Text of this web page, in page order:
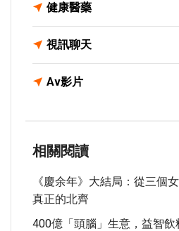
健康醫藥
視訊聊天
Av影片
相關閱讀
《慶余年》大結局：從三個
真正的北齊
400億「頭腦」生意，益智